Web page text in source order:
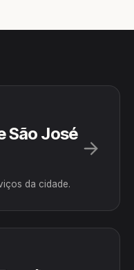
São José
da cidade.